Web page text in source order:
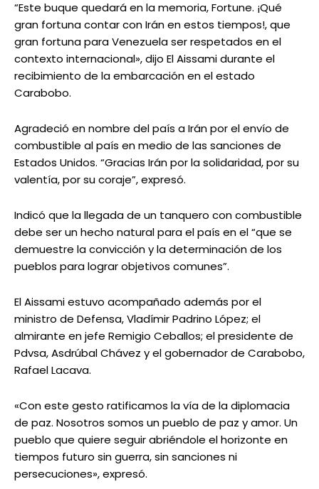
“Este buque quedará en la memoria, Fortune. ¡Qué
gran fortuna contar con Irán en estos tiempos!, que
gran fortuna para Venezuela ser respetados en el
contexto internacional», dijo El Aissami durante el
recibimiento de la embarcación en el estado
Carabobo.
Agradeció en nombre del país a Irán por el envío de
combustible al país en medio de las sanciones de
Estados Unidos. “Gracias Irán por la solidaridad, por su
valentía, por su coraje”, expresó.
Indicó que la llegada de un tanquero con combustible
debe ser un hecho natural para el país en el “que se
demuestre la convicción y la determinación de los
pueblos para lograr objetivos comunes”.
El Aissami estuvo acompañado además por el
ministro de Defensa, Vladímir Padrino López; el
almirante en jefe Remigio Ceballos; el presidente de
Pdvsa, Asdrúbal Chávez y el gobernador de Carabobo,
Rafael Lacava.
«Con este gesto ratificamos la vía de la diplomacia
de paz. Nosotros somos un pueblo de paz y amor. Un
pueblo que quiere seguir abriéndole el horizonte en
tiempos futuro sin guerra, sin sanciones ni
persecuciones», expresó.